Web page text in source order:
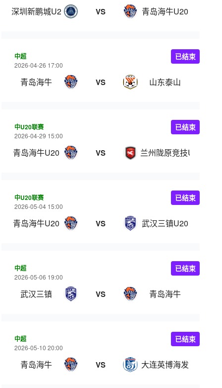
深圳新鹏城U20 VS 青岛海牛U20
中超
2026-04-26 17:00
青岛海牛 VS 山东泰山
已结束
中U20联赛
2026-04-29 15:00
青岛海牛U20 VS 兰州陇原竞技U20
已结束
中U20联赛
2026-05-04 15:00
青岛海牛U20 VS 武汉三镇U20
已结束
中超
2026-05-06 19:00
武汉三镇 VS 青岛海牛
已结束
中超
2026-05-10 20:00
青岛海牛 VS 大连英博海发
已结束